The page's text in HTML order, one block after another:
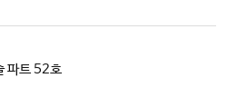
파트 52호